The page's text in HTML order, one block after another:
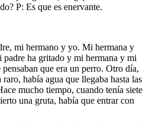
P: Es que es enervante.
mi hermano y yo. Mi hermana y
ha gritado y mi hermana y mi
que era un perro. Otro día,
había agua que llegaba hasta las
mucho tiempo, cuando tenía siete
una gruta, había que entrar con